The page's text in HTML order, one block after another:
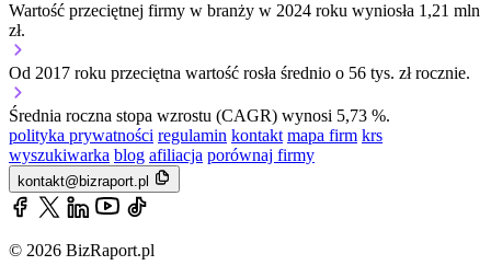
Wartość przeciętnej firmy w branży w 2024 roku wyniosła 1,21 mln
zł.
Od 2017 roku przeciętna wartość rosła średnio o 56 tys. zł rocznie.
Średnia roczna stopa wzrostu (CAGR) wynosi 5,73 %.
polityka prywatności regulamin kontakt mapa firm krs
wyszukiwarka blog afiliacja porównaj firmy
kontakt@bizraport.pl
© 2026 BizRaport.pl